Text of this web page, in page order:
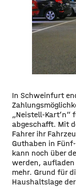
In Schweinfurt
„Neistell-Kart’n“
abgeschafft. Mit
Fahrer ihr
Guthaben in
kann noch über
werden,
mehr. Grund für
Haushaltslage